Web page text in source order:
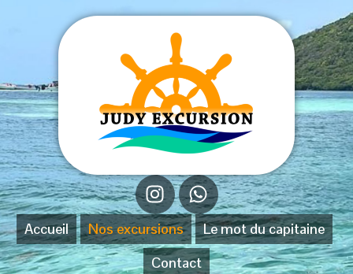
Accueil Nos excursions
Le mot du capitaine
Contact